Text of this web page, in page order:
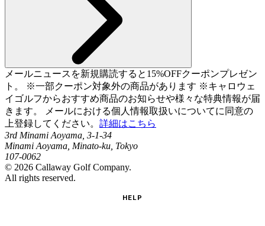
メールニュースを新規購読すると15%OFFクーポンプレゼン
ト。 ※一部クーポン対象外の商品があります ※キャロウェ
イゴルフからおすすめ商品のお知らせや様々な特典情報が届
きます。 メールにおける個人情報取扱いについてに同意の
上登録してください。 詳細はこちら
3rd Minami Aoyama, 3-1-34
Minami Aoyama, Minato-ku, Tokyo
107-0062
© 2026 Callaway Golf Company.
All rights reserved.
HELP